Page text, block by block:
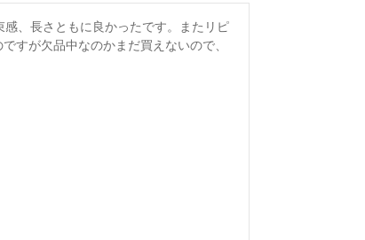
、長さともに良かったです。またリピ
すが欠品中なのかまだ買えないので、